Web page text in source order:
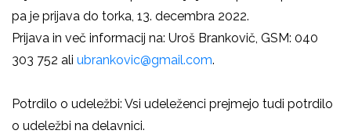
pa je prijava do torka, 13. decembra 2022.
Prijava in več informacij na: Uroš Brankovič, GSM: 040
303 752 ali ubrankovic@gmail.com.
Potrdilo o udeležbi: Vsi udeleženci prejmejo tudi potrdilo
o udeležbi na delavnici.